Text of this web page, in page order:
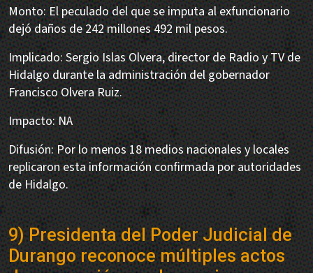
Monto: El peculado del que se imputa al exfuncionario
dejó daños de 242 millones 492 mil pesos.
Implicado: Sergio Islas Olvera, director de Radio y TV de
Hidalgo durante la administración del gobernador
Francisco Olvera Ruiz.
Impacto: NA
Difusión: Por lo menos 18 medios nacionales y locales
replicaron esta información confirmada por autoridades
de Hidalgo.
9) Presidenta del Poder Judicial de
Durango reconoce múltiples actos